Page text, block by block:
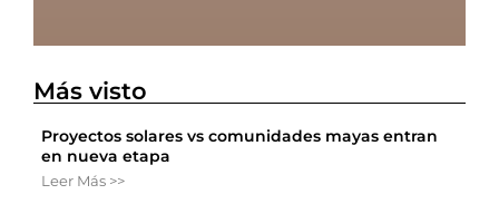
Más visto
Proyectos solares vs comunidades mayas entran
en nueva etapa
Leer Más >>